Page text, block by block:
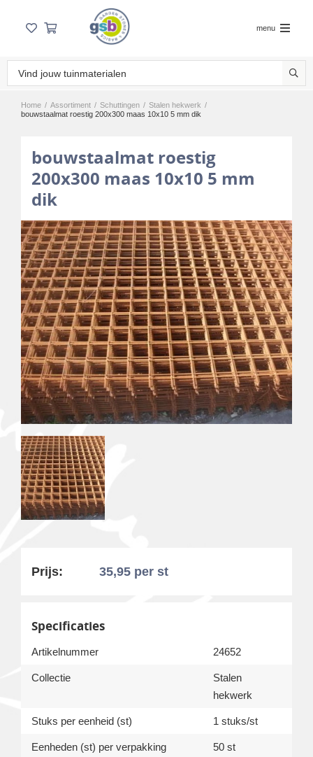
menu
Home / Assortiment / Schuttingen / Stalen hekwerk /
bouwstaalmat roestig 200x300 maas 10x10 5 mm dik
bouwstaalmat roestig
200x300 maas 10x10 5 mm
dik
Prijs: 35,95 per st
Specificaties
Artikelnummer 24652
Collectie
Stalen
hekwerk
Stuks per eenheid (st) 1 stuks/st
Eenheden (st) per verpakking 50 st